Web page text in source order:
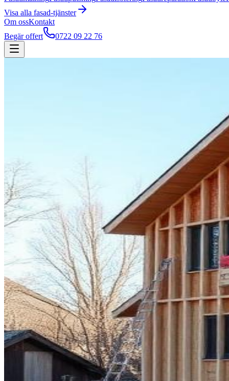
Visa alla fasad-tjänster
Om ossKontakt
Begär offert
0722 09 22 76